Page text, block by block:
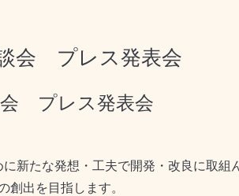
会 プレス発表会
会 プレス発表会
新たな発想・工夫で開発・改良に取組
創出を目指します。